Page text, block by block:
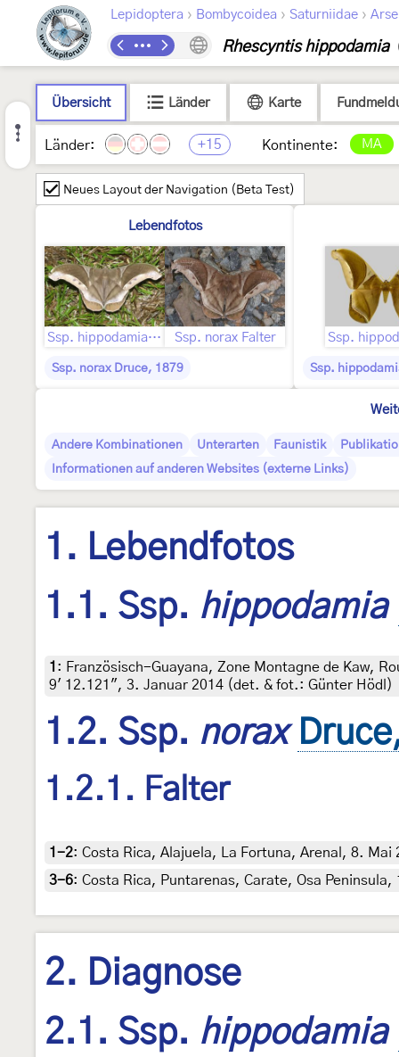
Lepidoptera › Bombycoidea › Saturniidae ›
Rhescyntis hippodamia
Übersicht Länder Karte
Länder: +15 Kontinente: MA
Neues Layout der Navigation (Beta Test)
Lebendfotos
Ssp. hippodamia (Cramer, [1777]) Ssp. norax Falter
Ssp. norax Druce, 1879
Ssp.
Ssp.
Andere Kombinationen Unterarten Faunistik
Informationen auf anderen Websites (externe Links)
1. Lebendfotos
1.1. Ssp. hippodamia
1 : Französisch-Guayana, Zone Montagne de Kaw,
9' 12.121", 3. Januar 2014 (det. & fot.: Günter Hödl)
1.2. Ssp. norax
1.2.1. Falter
1-2: Costa Rica, Alajuela, La Fortuna, Arenal, 8.
3-6: Costa Rica, Puntarenas, Carate, Osa
2. Diagnose
2.1. Ssp. hippodamia